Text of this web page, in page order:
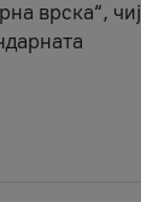
врска“, чиј